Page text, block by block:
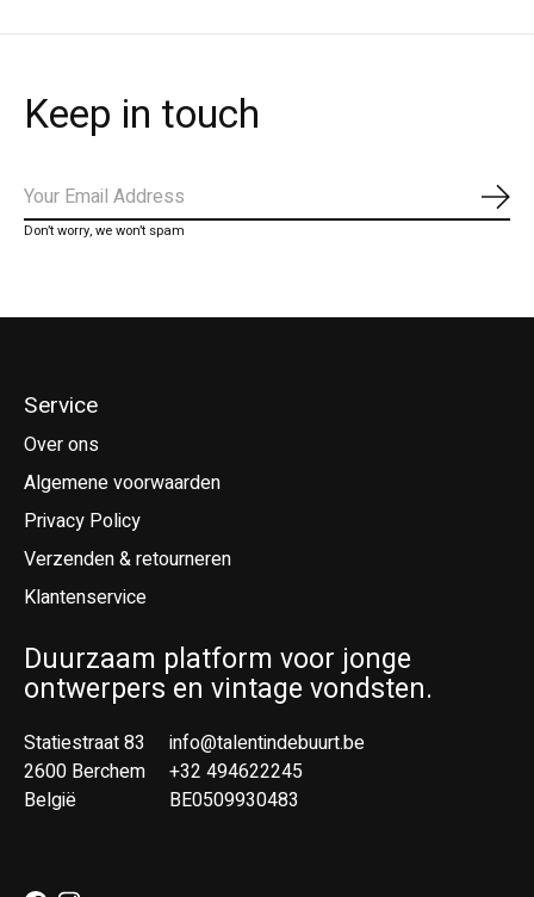
Keep in touch
Don’t worry, we won’t spam
Service
Over ons
Algemene voorwaarden
Privacy Policy
Verzenden & retourneren
Klantenservice
Duurzaam platform voor jonge
ontwerpers en vintage vondsten.
Statiestraat 83
2600 Berchem
België
info@talentindebuurt.be
+32 494622245
BE0509930483